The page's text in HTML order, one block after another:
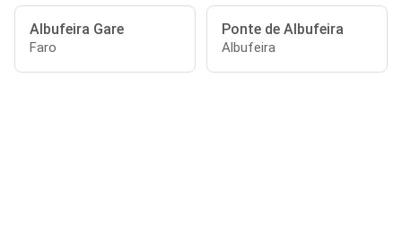
Albufeira Gare
Faro
Ponte de Albufeira
Albufeira